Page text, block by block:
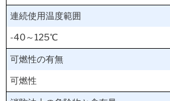
連続使用温度範囲
-40～125℃
可燃性の有無
可燃性